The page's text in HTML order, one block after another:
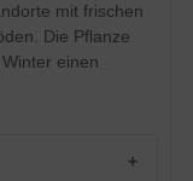
mit frischen
Die Pflanze
einen